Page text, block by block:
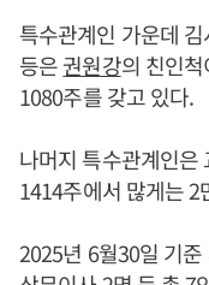
특수관계인 가운데
등은권원강의 친인
1080주를 갖고 있다.
나머지 특수관계인은
1414주에서 많게는
2025년 6월30일 기